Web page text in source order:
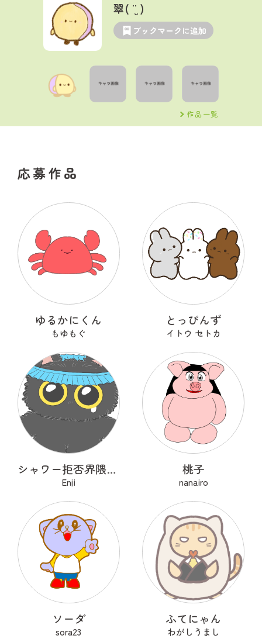
翠( ¨̮ )
ブックマークに追加
作品一覧
応募作品
ゆるかにくん
もゆもぐ
とっぴんず
イトウ セトカ
シャワー拒否界隈の子猫 ノワ
Enji
桃子
nanairo
ソーダ
sora23
ふてにゃん
わがしうまし